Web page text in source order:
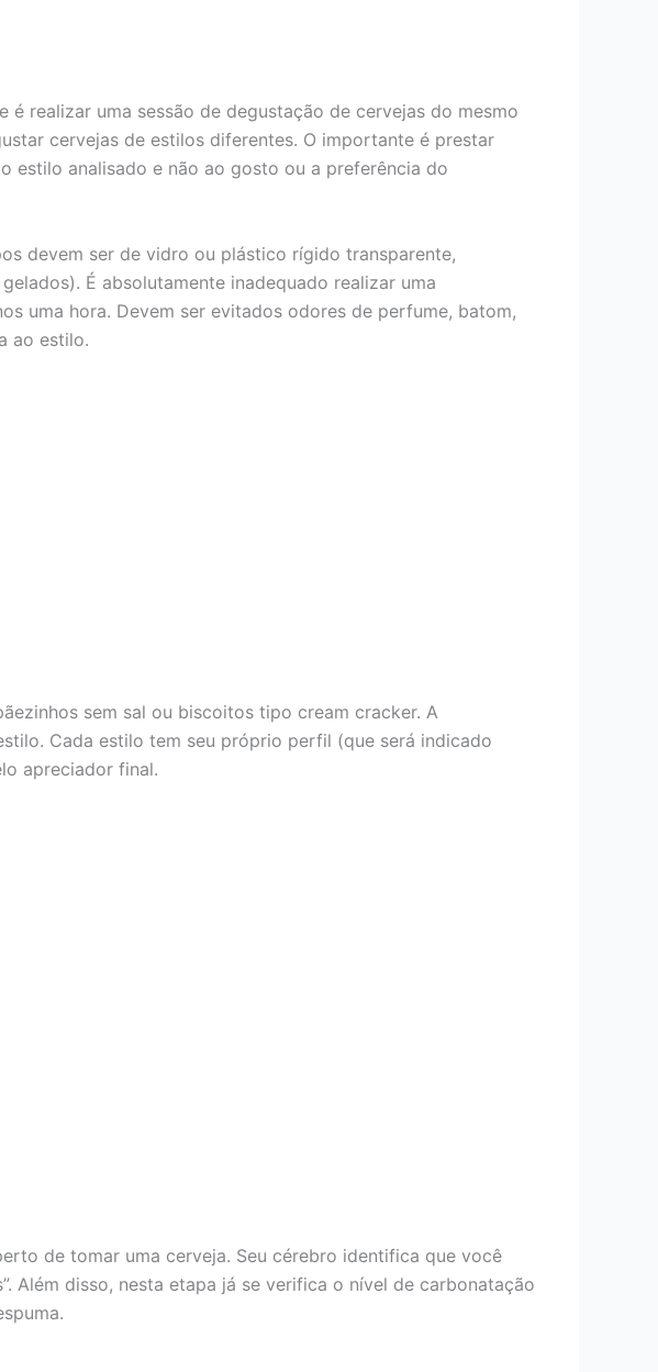
realizar uma sessão de degustação de cervejas do mesmo
cervejas de estilos diferentes. O importante é prestar
estilo analisado e não ao gosto ou a preferência do
devem ser de vidro ou plástico rígido transparente,
É absolutamente inadequado realizar uma
uma hora. Devem ser evitados odores de perfume, batom,
ao estilo.
sem sal ou biscoitos tipo cream cracker. A
Cada estilo tem seu próprio perfil (que será indicado
apreciador final.
de tomar uma cerveja. Seu cérebro identifica que você
Além disso, nesta etapa já se verifica o nível de carbonatação